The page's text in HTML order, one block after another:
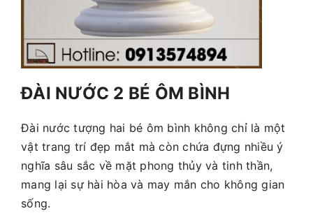
ĐÀI NƯỚC 2 BÉ ÔM BÌNH
Đài nước tượng hai bé ôm bình không chỉ là một
vật trang trí đẹp mắt mà còn chứa đựng nhiều ý
nghĩa sâu sắc về mặt phong thủy và tinh thần,
mang lại sự hài hòa và may mắn cho không gian
sống.